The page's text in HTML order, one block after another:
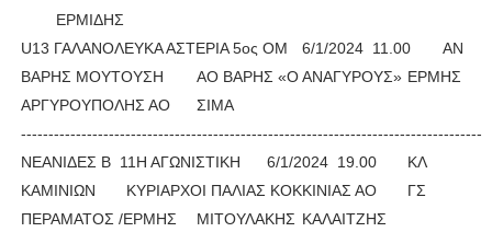
ΕΡΜΙΔΗΣ
U13 ΓΑΛΑΝΟΛΕΥΚΑ ΑΣΤΕΡΙΑ 5ος ΟΜ
6/1/2024 11.00
ΑΝ
ΒΑΡΗΣ ΜΟΥΤΟΥΣΗ
ΑΟ ΒΑΡΗΣ «Ο ΑΝΑΓΥΡΟΥΣ» ΕΡΜΗΣ
ΑΡΓΥΡΟΥΠΟΛΗΣ ΑΟ
ΣΙΜΑ
--------------------------------------------------------------------------------------
ΝΕΑΝΙΔΕΣ Β 11Η ΑΓΩΝΙΣΤΙΚΗ
6/1/2024 19.00
ΚΛ
ΚΑΜΙΝΙΩΝ
ΚΥΡΙΑΡΧΟΙ ΠΑΛΙΑΣ ΚΟΚΚΙΝΙΑΣ ΑΟ
ΓΣ
ΠΕΡΑΜΑΤΟΣ /ΕΡΜΗΣ
ΜΙΤΟΥΛΑΚΗΣ ΚΑΛΑΙΤΖΗΣ